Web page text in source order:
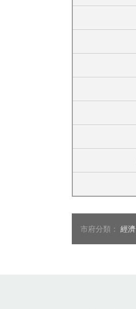
市府分類： 經